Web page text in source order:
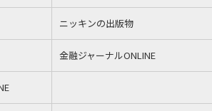
ニッキンの出版物
金融ジャーナルONLINE